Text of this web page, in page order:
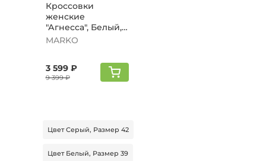
Кроссовки
женские
"Агнесса", Белый,
черный
MARKO
3 599 ₽
9 399 ₽
Цвет Серый, Размер 42
Цвет Белый, Размер 39